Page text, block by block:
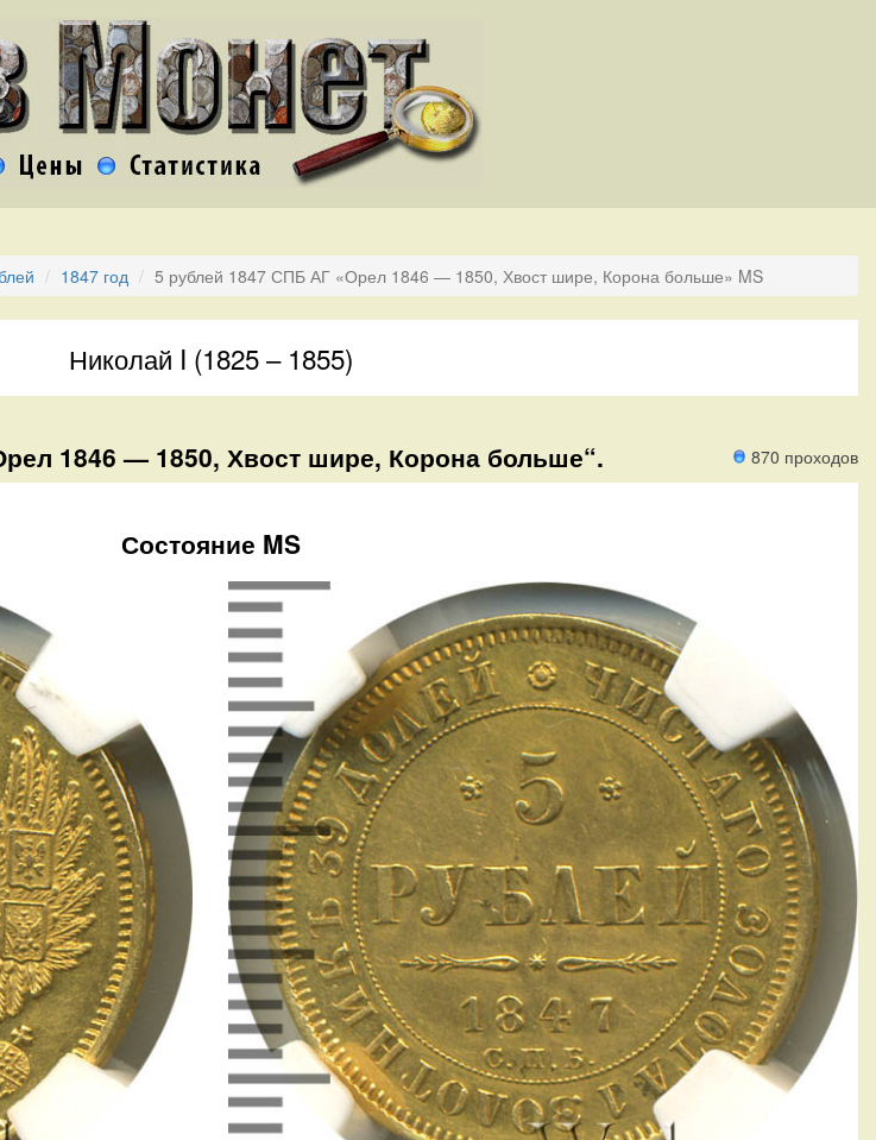
1847 год 5 рублей 1847 СПБ АГ «Орел 1846 — 1850, Хвост шире, Корона больше» MS
Николай I (1825 – 1855)
870 проходов
1846 — 1850, Хвост шире, Корона больше“.
Состояние MS